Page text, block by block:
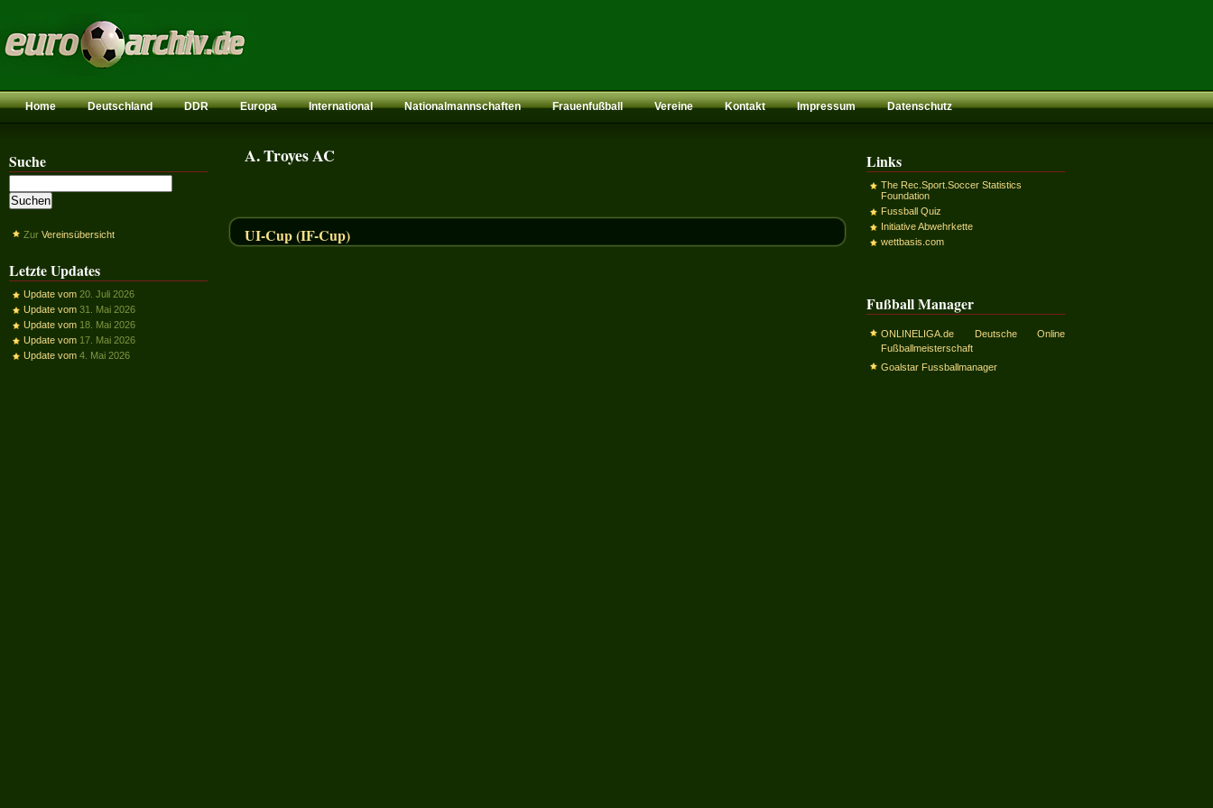
Home Deutschland DDR Europa International Nationalmannschaften Frauenfußball Vereine Kontakt Impressum Datenschutz
Suche
Zur Vereinsübersicht
Letzte Updates
Update vom 20. Juli 2026
Update vom 31. Mai 2026
Update vom 18. Mai 2026
Update vom 17. Mai 2026
Update vom 4. Mai 2026
A. Troyes AC
UI-Cup (IF-Cup)
Links
The Rec.Sport.Soccer Statistics
Foundation
Fussball Quiz
Initiative Abwehrkette
wettbasis.com
Fußball Manager
ONLINELIGA.de Deutsche Online
Fußballmeisterschaft
Goalstar Fussballmanager